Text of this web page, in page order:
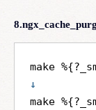
↓
make